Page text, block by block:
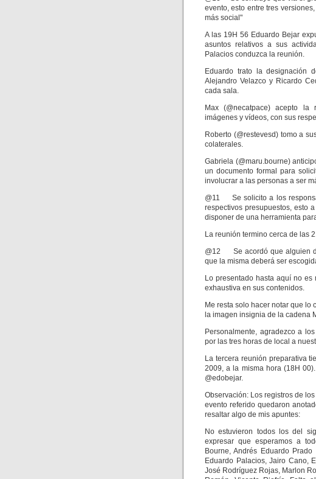
evento, esto entre tres
más social"
A las 19H 56 Eduardo Bejar
asuntos relativos a sus
Palacios conduzca la reunión.
Eduardo trato la designación
Alejandro Velazco y Ricardo
cada sala.
Max (@necatpace) acepto
imágenes y vídeos, con sus
Roberto (@restevesd) tomo a
colaterales.
Gabriela (@maru.bourne)
un documento formal para
involucrar a las personas a ser
@11 Se solicito a los
respectivos presupuestos, esto
disponer de una herramienta
La reunión termino cerca de las
@12 Se acordó que alguien
que la misma deberá ser
Lo presentado hasta aquí no
exhaustiva en sus contenidos.
Me resta solo hacer notar que lo
la imagen insignia de la cadena
Personalmente, agradezco a
por las tres horas de local a
La tercera reunión preparativa
2009, a la misma hora (18H
@edobejar.
Observación: Los registros de
evento referido quedaron
resaltar algo de mis apuntes:
No estuvieron todos los del
expresar que esperamos a
Bourne, Andrés Eduardo
Eduardo Palacios, Jairo Cano,
José Rodríguez Rojas, Marlon